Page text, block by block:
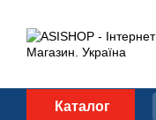
Каталог